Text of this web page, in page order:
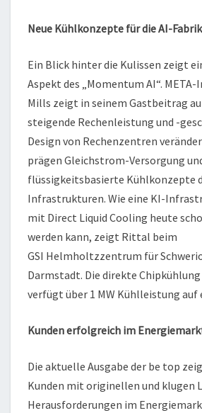
Neue Kühlkonzepte für die AI-Fabrik
Ein Blick hinter die Kulissen zeigt
Aspekt des „Momentum AI“. META-
Mills zeigt in seinem Gastbeitrag
steigende Rechenleistung und -
Design von Rechenzentren
prägen Gleichstrom-Versorgung
flüssigkeitsbasierte Kühlkonzepte
Infrastrukturen. Wie eine KI-
mit Direct Liquid Cooling heute
werden kann, zeigt Rittal beim
GSI Helmholtzzentrum für
Darmstadt. Die direkte
verfügt über 1 MW Kühlleistung auf
Kunden erfolgreich im
Die aktuelle Ausgabe der be top
Kunden mit originellen und klugen
Herausforderungen im